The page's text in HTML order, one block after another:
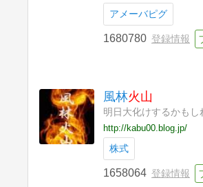
アメーバピグ
1680780 登録情報
風林火山
明日大化けするかもし
http://kabu00.blog.jp/
株式
1658064 登録情報